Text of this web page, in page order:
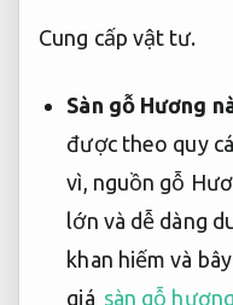
Cung cấp vật tư.
Sàn gỗ Hương
được theo quy
vì, nguồn gỗ
lớn và dễ dàng
khan hiếm và
giá sàn gỗ